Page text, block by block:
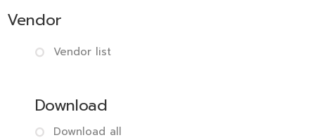
Vendor
Vendor list
Download
Download all